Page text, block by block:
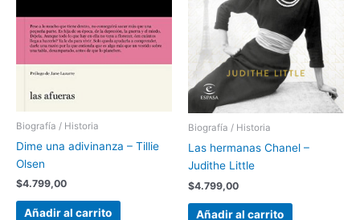
Biografía / Historia
Dime una adivinanza – Tillie
Olsen
$4.799,00
Añadir al carrito
Biografía / Historia
Las hermanas Chanel –
Judithe Little
$4.799,00
Añadir al carrito